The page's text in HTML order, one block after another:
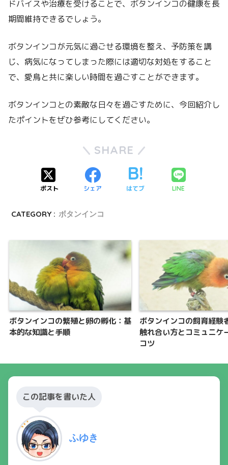
ドバイスや治療を受けることで、ボタンインコの健康を長
期間維持できるでしょう。
ボタンインコが元気に過ごせる環境を整え、予防策を講
じ、病気になってしまった際には適切な対処をすること
で、愛鳥と共に楽しい時間を過ごすことができます。
ボタンインコとの素敵な日々を過ごすために、今回紹介し
たポイントをぜひ参考にしてください。
SHARE
ポスト シェア はてブ LINE
CATEGORY : ボタンインコ
ボタンインコの繁殖と卵の孵化：基
本的な知識と手順
ボタンインコの飼育経験
触れ合い方とコミュニケ
コツ
この記事を書いた人
ふゆき